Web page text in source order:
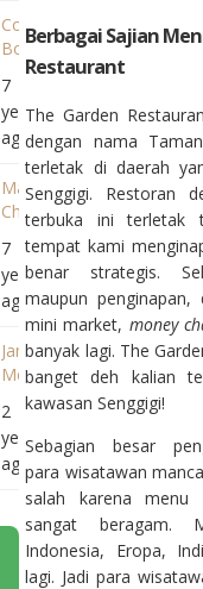
Berbagai Sajian
Restaurant
The Garden
dengan nama
terletak di daerah
Senggigi. Restoran
terbuka ini terletak
tempat kami
benar strategis.
maupun
mini market, money
banyak lagi. The
banget deh kalian
kawasan Senggigi!
Sebagian besar
para wisatawan
salah karena menu
sangat beragam.
Indonesia, Eropa,
lagi. Jadi para
Mendukung
Coconut
Boutique
Resort,
Hadiah
Terindah
di
Ulang
Tahun
Mama
7
years
ago
Mataram
Child
Development
Update,
Belajar
Tentang
Tumbuh
Kembang
Anak
Bersama
Para
Pakar
7
years
ago
Jam
Mengajar
Guru
SMA
Tak
Berkurang,
Begini
Kata
Kemendikbudristek
2
years
ago